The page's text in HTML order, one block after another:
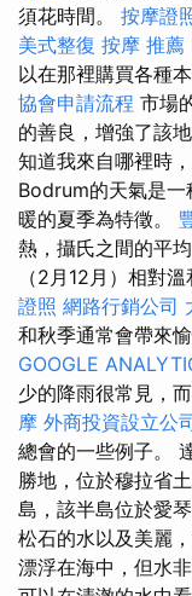
須花時間。 按摩證
美式整復 按摩 推薦
以在那裡購買各種
協會申請流程 市場
的善良，增強了該
知道我來自哪裡時
Bodrum的天氣是一
暖的夏季為特徵。
熱，攝氏之間的平
（2月12月）相對
證照 網路行銷公司
和秋季通常會帶來
GOOGLE
少的降雨很常見，
摩 外商投資設立公
總會的一些例子。
勝地，位於穆拉省
島，該半島位於愛
松石的水以及美麗
漂浮在海中，但水